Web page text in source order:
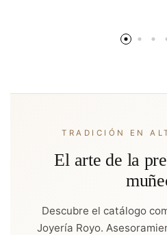
TRADICIÓN EN
El arte de la
Descubre el catálogo
Joyería Royo.